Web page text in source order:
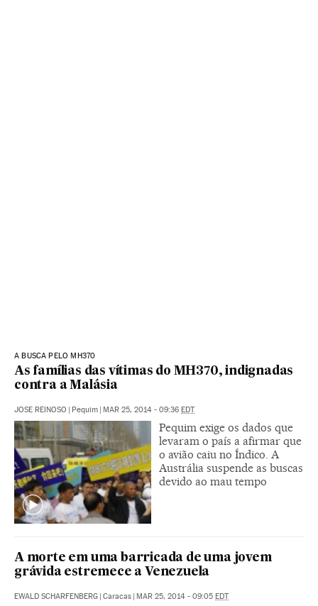
A BUSCA PELO MH370
As famílias das vítimas do MH370, indignadas
contra a Malásia
JOSE REINOSO | Pequim | MAR 25, 2014 - 09:36 EDT
Pequim exige os dados que
levaram o país a afirmar que
o avião caiu no Índico. A
Austrália suspende as buscas
devido ao mau tempo
A morte em uma barricada de uma jovem
grávida estremece a Venezuela
EWALD SCHARFENBERG | Caracas | MAR 25, 2014 - 09:05 EDT